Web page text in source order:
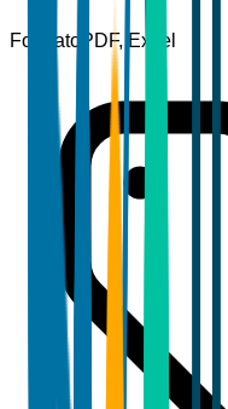
Formato PDF, Excel